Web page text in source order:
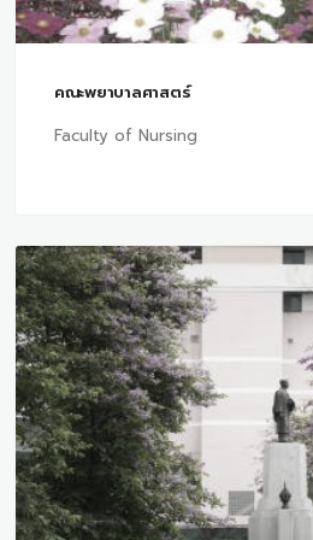
คณะพยาบาลศาสตร์
Faculty of Nursing